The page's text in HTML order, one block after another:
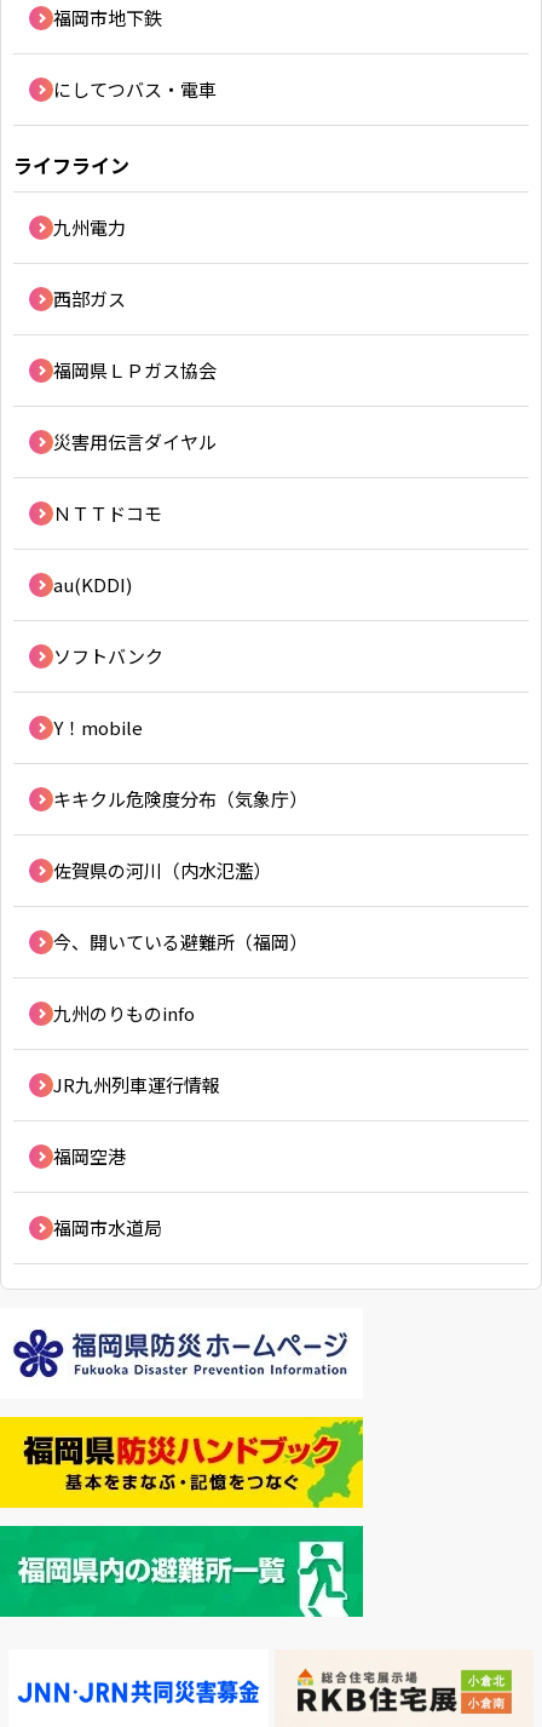
福岡市地下鉄
にしてつバス・電車
ライフライン
九州電力
西部ガス
福岡県ＬＰガス協会
災害用伝言ダイヤル
ＮＴＴドコモ
au(KDDI)
ソフトバンク
Y！mobile
キキクル危険度分布（気象庁）
佐賀県の河川（内水氾濫）
今、開いている避難所（福岡）
九州のりものinfo
JR九州列車運行情報
福岡空港
福岡市水道局